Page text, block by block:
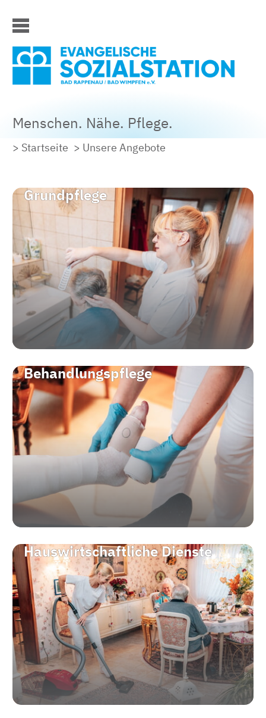
Menschen. Nähe. Pflege.
> Startseite > Unsere Angebote
Grundpflege
Behandlungspflege
Hauswirtschaftliche Dienste